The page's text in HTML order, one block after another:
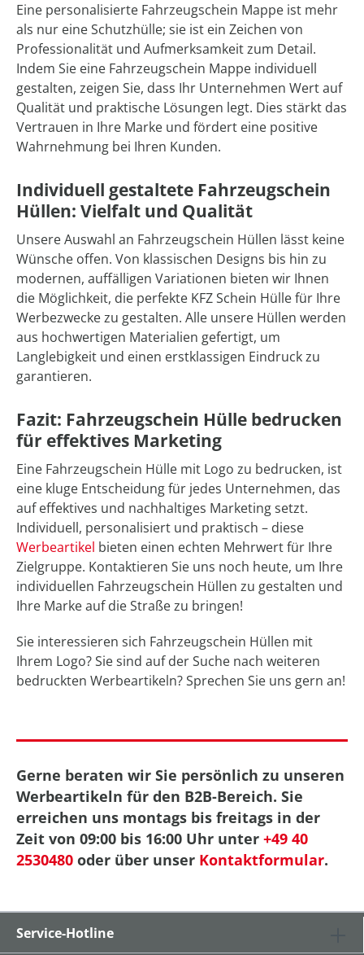
Eine personalisierte Fahrzeugschein Mappe ist mehr
als nur eine Schutzhülle; sie ist ein Zeichen von
Professionalität und Aufmerksamkeit zum Detail.
Indem Sie eine Fahrzeugschein Mappe individuell
gestalten, zeigen Sie, dass Ihr Unternehmen Wert auf
Qualität und praktische Lösungen legt. Dies stärkt das
Vertrauen in Ihre Marke und fördert eine positive
Wahrnehmung bei Ihren Kunden.
Individuell gestaltete Fahrzeugschein
Hüllen: Vielfalt und Qualität
Unsere Auswahl an Fahrzeugschein Hüllen lässt keine
Wünsche offen. Von klassischen Designs bis hin zu
modernen, auffälligen Variationen bieten wir Ihnen
die Möglichkeit, die perfekte KFZ Schein Hülle für Ihre
Werbezwecke zu gestalten. Alle unsere Hüllen werden
aus hochwertigen Materialien gefertigt, um
Langlebigkeit und einen erstklassigen Eindruck zu
garantieren.
Fazit: Fahrzeugschein Hülle bedrucken
für effektives Marketing
Eine Fahrzeugschein Hülle mit Logo zu bedrucken, ist
eine kluge Entscheidung für jedes Unternehmen, das
auf effektives und nachhaltiges Marketing setzt.
Individuell, personalisiert und praktisch – diese
Werbeartikel bieten einen echten Mehrwert für Ihre
Zielgruppe. Kontaktieren Sie uns noch heute, um Ihre
individuellen Fahrzeugschein Hüllen zu gestalten und
Ihre Marke auf die Straße zu bringen!
Sie interessieren sich Fahrzeugschein Hüllen mit
Ihrem Logo? Sie sind auf der Suche nach weiteren
bedruckten Werbeartikeln? Sprechen Sie uns gern an!
Gerne beraten wir Sie persönlich zu unseren
Werbeartikeln für den B2B-Bereich. Sie
erreichen uns montags bis freitags in der
Zeit von 09:00 bis 16:00 Uhr unter +49 40
2530480 oder über unser Kontaktformular.
Service-Hotline